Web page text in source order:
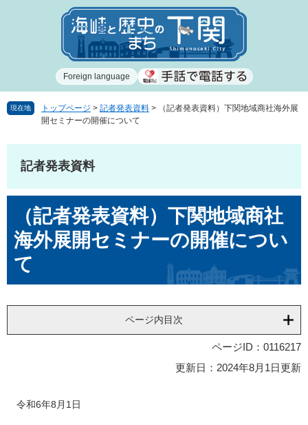
で
ば
Foreign language
現在地 トップページ > 記者発表資料 >
（記者発表資料）下関地域商社海外展
開セミナーの開催について
記者発表資料
（記者発表資料）下関地域商社
海外展開セミナーの開催につい
て
ページ内目次
ページID：0116217
更新日：2024年8月1日更新
令和6年8月1日